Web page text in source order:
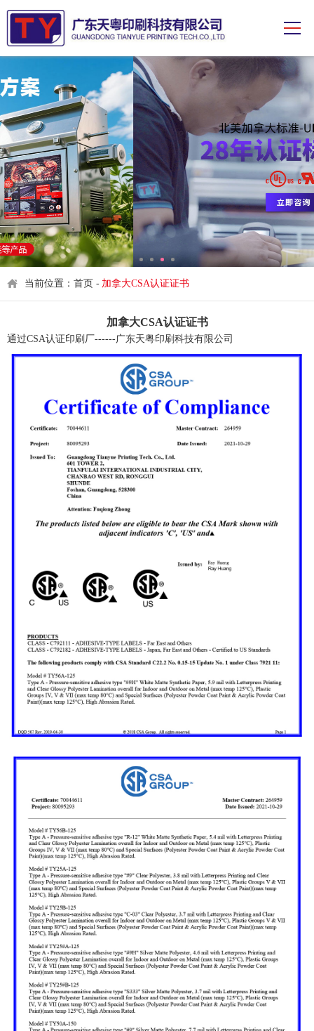
当前位置：首页 - 加拿大CSA认证证书
加拿大CSA认证证书
通过CSA认证印刷厂------广东天粤印刷科技有限公司